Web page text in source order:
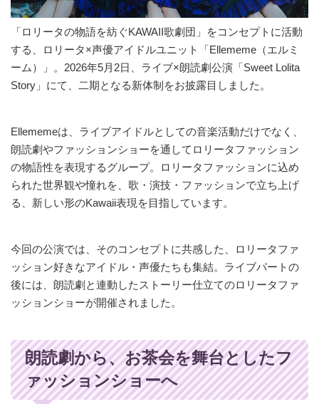
「ロリータの物語を紡ぐKAWAII歌劇団」をコンセプトに活動
する、ロリータ×声優アイドルユニット「Ellememe（エルミ
ーム）」。2026年5月2日、ライブ×朗読劇公演「Sweet Lolita
Story」にて、二期となる新体制をお披露目しました。
Ellememeは、ライブアイドルとしての音楽活動だけでなく、
朗読劇やファッションショーを通してロリータファッション
の物語性を表現するグループ。ロリータファッションに込め
られた世界観や憧れを、歌・演技・ファッションで立ち上げ
る、新しい形のKawaii表現を目指しています。
今回の公演では、そのコンセプトに共感した、ロリータファ
ッション好きなアイドル・声優たちも集結。ライブパートの
後には、朗読劇と連動したストーリー仕立てのロリータファ
ッションショーが開催されました。
朗読劇から、お茶会を舞台としたフ
ァッションショーへ